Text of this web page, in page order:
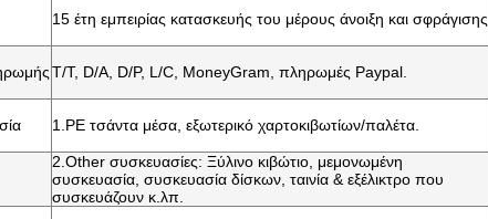
15 έτη εμπειρίας κατασκευής του μέρους άνοιξη και σφράγισης
T/T, D/A, D/P, L/C, MoneyGram, πληρωμές Paypal.
1.PE τσάντα μέσα, εξωτερικό χαρτοκιβωτίων/παλέτα.
2.Other συσκευασίες: Ξύλινο κιβώτιο, μεμονωμένη
συσκευασία, συσκευασία δίσκων, ταινία & εξέλικτρο που
συσκευάζουν κ.λπ.